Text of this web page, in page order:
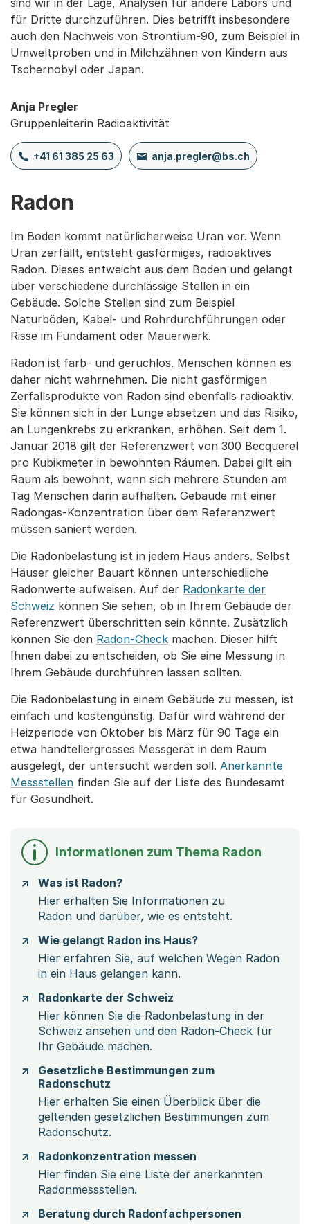
sind wir in der Lage, Analysen für andere Labors und
für Dritte durchzuführen. Dies betrifft insbesondere
auch den Nachweis von Strontium-90, zum Beispiel in
Umweltproben und in Milchzähnen von Kindern aus
Tschernobyl oder Japan.
Anja Pregler
Gruppenleiterin Radioaktivität
+41 61 385 25 63 anja.pregler@bs.ch
Radon
Im Boden kommt natürlicherweise Uran vor. Wenn
Uran zerfällt, entsteht gasförmiges, radioaktives
Radon. Dieses entweicht aus dem Boden und gelangt
über verschiedene durchlässige Stellen in ein
Gebäude. Solche Stellen sind zum Beispiel
Naturböden, Kabel- und Rohrdurchführungen oder
Risse im Fundament oder Mauerwerk.
Radon ist farb- und geruchlos. Menschen können es
daher nicht wahrnehmen. Die nicht gasförmigen
Zerfallsprodukte von Radon sind ebenfalls radioaktiv.
Sie können sich in der Lunge absetzen und das Risiko,
an Lungenkrebs zu erkranken, erhöhen. Seit dem 1.
Januar 2018 gilt der Referenzwert von 300 Becquerel
pro Kubikmeter in bewohnten Räumen. Dabei gilt ein
Raum als bewohnt, wenn sich mehrere Stunden am
Tag Menschen darin aufhalten. Gebäude mit einer
Radongas-Konzentration über dem Referenzwert
müssen saniert werden.
Die Radonbelastung ist in jedem Haus anders. Selbst
Häuser gleicher Bauart können unterschiedliche
Radonwerte aufweisen. Auf der Radonkarte der
Schweiz können Sie sehen, ob in Ihrem Gebäude der
Referenzwert überschritten sein könnte. Zusätzlich
können Sie den Radon-Check machen. Dieser hilft
Ihnen dabei zu entscheiden, ob Sie eine Messung in
Ihrem Gebäude durchführen lassen sollten.
Die Radonbelastung in einem Gebäude zu messen, ist
einfach und kostengünstig. Dafür wird während der
Heizperiode von Oktober bis März für 90 Tage ein
etwa handtellergrosses Messgerät in dem Raum
ausgelegt, der untersucht werden soll. Anerkannte
Messstellen finden Sie auf der Liste des Bundesamt
für Gesundheit.
Informationen zum Thema Radon
Was ist Radon?
Hier erhalten Sie Informationen zu
Radon und darüber, wie es entsteht.
Wie gelangt Radon ins Haus?
Hier erfahren Sie, auf welchen Wegen Radon
in ein Haus gelangen kann.
Radonkarte der Schweiz
Hier können Sie die Radonbelastung in der
Schweiz ansehen und den Radon-Check für
Ihr Gebäude machen.
Gesetzliche Bestimmungen zum
Radonschutz
Hier erhalten Sie einen Überblick über die
geltenden gesetzlichen Bestimmungen zum
Radonschutz.
Radonkonzentration messen
Hier finden Sie eine Liste der anerkannten
Radonmessstellen.
Beratung durch Radonfachpersonen